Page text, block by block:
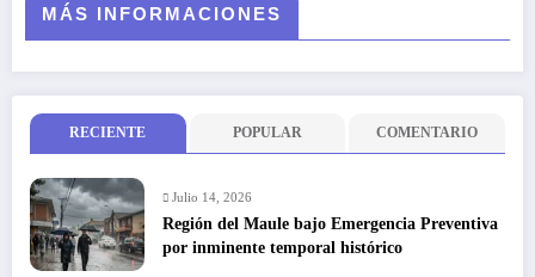
MÁS INFORMACIONES
RECIENTE POPULAR COMENTARIO
Julio 14, 2026
Región del Maule bajo Emergencia Preventiva
por inminente temporal histórico